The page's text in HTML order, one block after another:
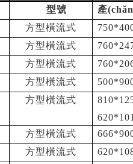
型號
產
方型橫流式
方型橫流式
方型橫流式
方型橫流式
方型橫流式
方型橫流式
方型橫流式